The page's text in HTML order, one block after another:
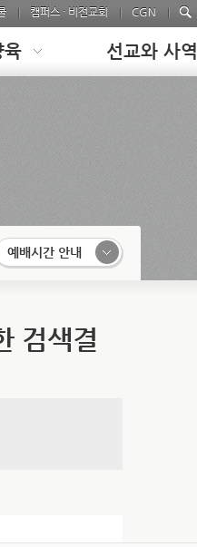
캠퍼스 · 비전교회 CGN
육 선교와 사역
예배시간 안내
검색결